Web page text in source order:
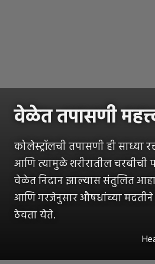
वेळेत तपासणी
कोलेस्ट्रॉलची तपासणी ही साध्या
आणि त्यामुळे शरीरातील
वेळेत निदान झाल्यास संतुलित
आणि गरजेनुसार औषधांच्या मदतीने
ठेवता येते.